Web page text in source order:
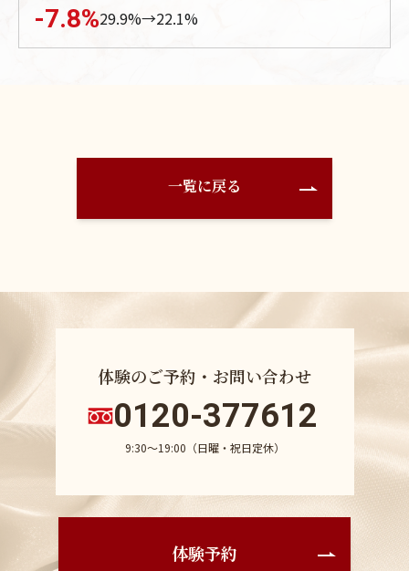
-7.8%29.9%→22.1%
一覧に戻る
体験のご予約・お問い合わせ
0120-377612
9:30〜19:00（日曜・祝日定休）
体験予約